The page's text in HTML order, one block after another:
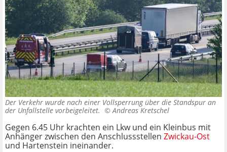
Der Verkehr wurde nach einer Vollsperrung über die Standspur an
der Unfallstelle vorbeigeleitet. ©Andreas Kretschel
Gegen 6.45 Uhr krachten ein Lkw und ein Kleinbus mit
Anhänger zwischen den Anschlussstellen Zwickau-Ost
und Hartenstein ineinander.